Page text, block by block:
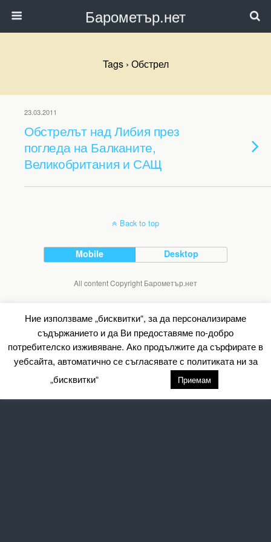
Барометър.нет
Tags › Обстрел
23.03.2011
Обстрелът над Либия през
погледа на Балканите,
Великобритания и САЩ
Back to top
Mobile Desktop
All content Copyright Барометър.нет
Ние използваме „бисквитки“, за да персонализираме
съдържанието и да Ви предоставяме по-добро
потребителско изживяване. Ако продължите да сърфирате в
уебсайта, автоматично се съгласявате с политиката ни за
„бисквитки“
Приемам